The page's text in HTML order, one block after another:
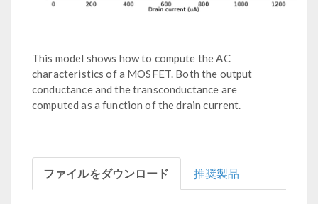
This model shows how to compute the AC
characteristics of a MOSFET. Both the output
conductance and the transconductance are
computed as a function of the drain current.
ファイルをダウンロード 推奨製品